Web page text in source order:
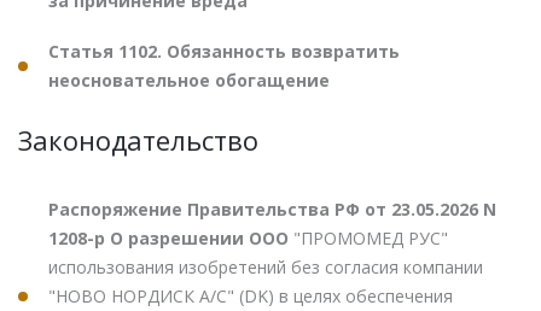
Статья 1102. Обязанность возвратить
неосновательное обогащение
Законодательство
Распоряжение Правительства РФ от 23.05.2026 N
1208-р О разрешении ООО "ПРОМОМЕД РУС"
использования изобретений без согласия компании
"НОВО НОРДИСК А/С" (DK) в целях обеспечения